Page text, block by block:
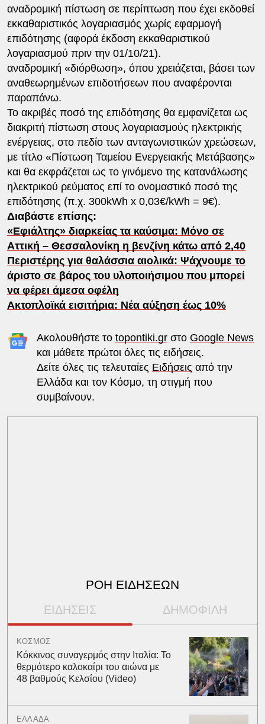
αναδρομική πίστωση σε περίπτωση που έχει εκδοθεί
εκκαθαριστικός λογαριασμός χωρίς εφαρμογή
επιδότησης (αφορά έκδοση εκκαθαριστικού
λογαριασμού πριν την 01/10/21).
αναδρομική «διόρθωση», όπου χρειάζεται, βάσει των
αναθεωρημένων επιδοτήσεων που αναφέρονται
παραπάνω.
Το ακριβές ποσό της επιδότησης θα εμφανίζεται ως
διακριτή πίστωση στους λογαριασμούς ηλεκτρικής
ενέργειας, στο πεδίο των ανταγωνιστικών χρεώσεων,
με τίτλο «Πίστωση Ταμείου Ενεργειακής Μετάβασης»
και θα εκφράζεται ως το γινόμενο της κατανάλωσης
ηλεκτρικού ρεύματος επί το ονομαστικό ποσό της
επιδότησης (π.χ. 300kWh x 0,03€/kWh = 9€).
Διαβάστε επίσης:
«Εφιάλτης» διαρκείας τα καύσιμα: Μόνο σε
Αττική – Θεσσαλονίκη η βενζίνη κάτω από 2,40
Περιστέρης για θαλάσσια αιολικά: Ψάχνουμε το
άριστο σε βάρος του υλοποιήσιμου που μπορεί
να φέρει άμεσα οφέλη
Ακτοπλοϊκά εισιτήρια: Νέα αύξηση έως 10%
Ακολουθήστε το topontiki.grστο Google News
και μάθετε πρώτοι όλες τις ειδήσεις.
Δείτε όλες τις τελευταίες Ειδήσεις από την
Ελλάδα και τον Κόσμο, τη στιγμή που
συμβαίνουν.
ΡΟΗ ΕΙΔΗΣΕΩΝ
ΕΙΔΗΣΕΙΣ ΔΗΜΟΦΙΛΗ
ΚΟΣΜΟΣ
Κόκκινος συναγερμός στην Ιταλία: Το
θερμότερο καλοκαίρι του αιώνα με
48 βαθμούς Κελσίου (Video)
ΕΛΛΑΔΑ